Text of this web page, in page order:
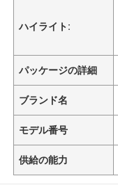
ハイライト:
パッケージの詳細
ブランド名
モデル番号
供給の能力